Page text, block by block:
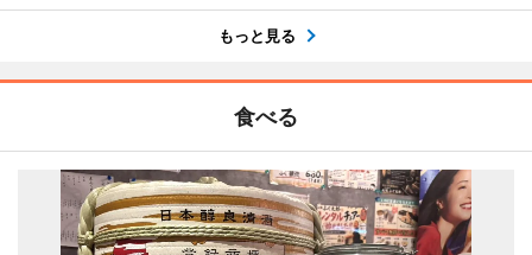
もっと見る
食べる